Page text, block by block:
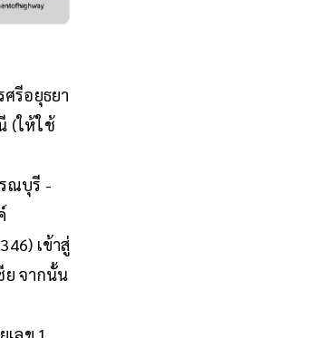
รีอยุธยา
(ให้ใช้
ณบุรี -
เข้าสู่
ย จากนั้น
ลข 1